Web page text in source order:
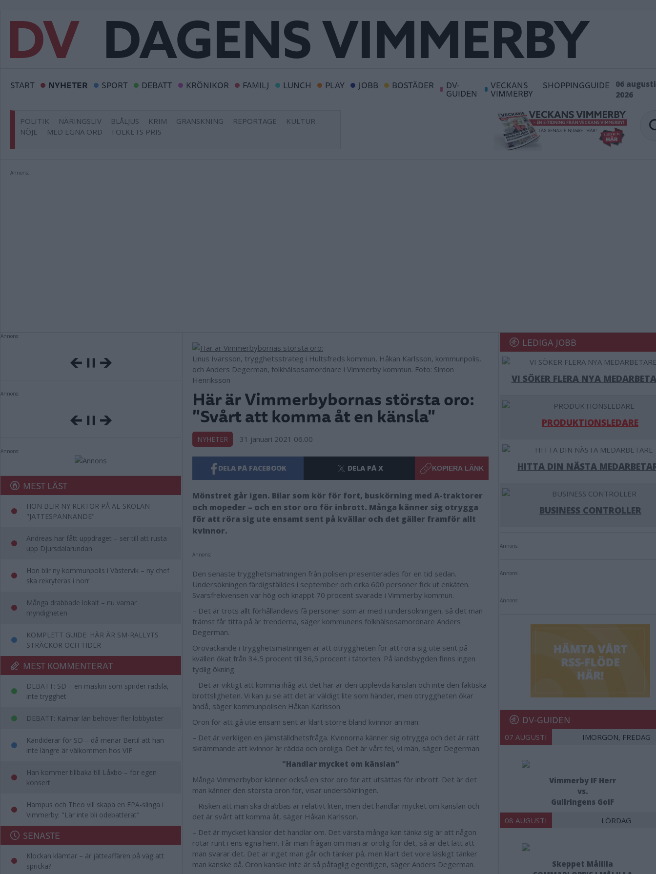
START NYHETER SPORT DEBATT KRÖNIKOR FAMILJ LUNCH PLAY JOBB BOSTÄDER DV-
GUIDEN
VECKANS
VIMMERBY
SHOPPINGGUIDE
06 augusti
2026
POLITIK NÄRINGSLIV BLÅLJUS KRIM GRANSKNING REPORTAGE
KULTUR
NÖJE
MED EGNA ORD FOLKETS PRIS
Annons:
Annons:
Annons:
Annons:
MEST LÄST
HON BLIR NY REKTOR PÅ AL-SKOLAN –
"JÄTTESPÄNNANDE"
Andreas har fått uppdraget – ser till att rusta
upp Djursdalarundan
Hon blir ny kommunpolis i Västervik – ny chef
ska rekryteras i norr
Många drabbade lokalt – nu varnar
myndigheten
KOMPLETT GUIDE: HÄR ÄR SM-RALLYTS
STRÄCKOR OCH TIDER
MEST KOMMENTERAT
DEBATT: SD – en maskin som sprider rädsla,
inte trygghet
DEBATT: Kalmar län behöver fler lobbyister
Kandiderar för SD – då menar Bertil att han
inte längre är välkommen hos VIF
Han kommer tillbaka till Låxbo – för egen
konsert
Hampus och Theo vill skapa en EPA-slinga i
Vimmerby: "Lär inte bli odebatterat"
SENASTE
Klockan klämtar – är jätteaffären på väg att
spricka?
Linus Ivarsson, trygghetsstrateg i Hultsfreds kommun, Håkan Karlsson, kommunpolis,
och Anders Degerman, folkhälsosamordnare i Vimmerby kommun. Foto: Simon
Henriksson
Här är Vimmerbybornas största oro:
"Svårt att komma åt en känsla"
NYHETER 31 januari 2021 06.00
DELA PÅ FACEBOOK DELA PÅ X KOPIERA LÄNK
Mönstret går igen. Bilar som kör för fort, buskörning med A-traktorer
och mopeder – och en stor oro för inbrott. Många känner sig otrygga
för att röra sig ute ensamt sent på kvällar och det gäller framför allt
kvinnor.
Annons:
Den senaste trygghetsmätningen från polisen presenterades för en tid sedan.
Undersökningen färdigställdes i september och cirka 600 personer fick ut enkäten.
Svarsfrekvensen var hög och knappt 70 procent svarade i Vimmerby kommun.
– Det är trots allt förhållandevis få personer som är med i undersökningen, så det man
främst får titta på är trenderna, säger kommunens folkhälsosamordnare Anders
Degerman.
Oroväckande i trygghetsmätningen är att otryggheten för att röra sig ute sent på
kvällen ökat från 34,5 procent till 36,5 procent i tätorten. På landsbygden finns ingen
tydlig ökning.
– Det är viktigt att komma ihåg att det här är den upplevda känslan och inte den faktiska
brottsligheten. Vi kan ju se att det är väldigt lite som händer, men otryggheten ökar
ändå, säger kommunpolisen Håkan Karlsson.
Oron för att gå ute ensam sent är klart större bland kvinnor än män.
– Det är verkligen en jämställdhetsfråga. Kvinnorna känner sig otrygga och det är rätt
skrämmande att kvinnor är rädda och oroliga. Det är vårt fel, vi män, säger Degerman.
"Handlar mycket om känslan"
Många Vimmerbybor känner också en stor oro för att utsättas för inbrott. Det är det
man känner den största oron för, visar undersökningen.
– Risken att man ska drabbas är relativt liten, men det handlar mycket om känslan och
det är svårt att komma åt, säger Håkan Karlsson.
– Det är mycket känslor det handlar om. Det värsta många kan tänka sig är att någon
rotar runt i ens egna hem. Får man frågan om man är orolig för det, så är det lätt att
man svarar det. Det är inget man går och tänker på, men klart det vore läskigt tänker
man kanske då. Oron kanske inte är så påtaglig egentligen, säger Anders Degerman.
LEDIGA JOBB
VI SÖKER FLERA NYA
PRODUKTIONSLEDARE
HITTA DIN NÄSTA
BUSINESS CONTROLLER
Annons:
Annons:
Annons:
DV-GUIDEN
07 AUGUSTI IMORGON, FREDAG
Vimmerby IF Herr
vs.
Gullringens GoIF
08 AUGUSTI LÖRDAG
Skeppet Målilla